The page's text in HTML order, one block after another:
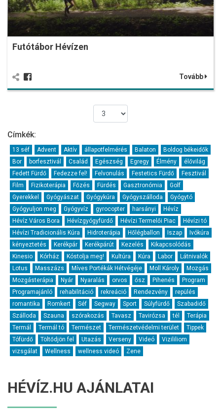
Futótábor Hévízen
Tovább
Címkék:
13 séf Advent Aktív állapotfelmérés Balaton
Boldog békeidők
Bor
borfesztivál Család Egészség Egregy Élmény
élővilág
Fedett Fürdő
Fedezze fel! Felvonulás Festetics Fürdő
Fesztivál
Film
Fizikoterápia Főzés Fürdés Gasztronómia
Golf
Gyerekkel
Gyógyászat Gyógykúra Gyógyszálloda
Gyógytó
Gyógyuljon meg
Gyógyvíz gyrocopter harsányi
Hévíz
Hévíz Város Bora
Hévízgyógyfürdő Hévízi Termelői Piac
Hévízi tó
Hévízi Tradicionális Kúra
Hidroterápia Hőlégballon Iszap
Ivókúra
kényeztetés
Kerékpár Kerékpárút Kezelés
Kikapcsolódás
Kinesio
Kórház Kóstolja meg! Kultúra Kúra Labor
Látnivalók
Lotus
Masszázs Míves Portékák Hétvégéje Moll Károly
Mozgás
Mozgásterápia
Nyár Nyaralás orvos ősz Pihenés
Program
Programajánló
rehabilitáció rekreáció Rendezvény
repülés
romantika
Romkert Séf Segway Sport Súlyfürdő
Szabadidő
Szálloda
Szauna szórakozás Tavasz Tavirózsa tél
Terápia
Termál
Termál tó Természet Természetvédelmi terület
Tippek
Tófürdő
Töltődjön fel Utazás Verseny Videó
Vizililiom
vizsgálat
Wellness wellness videó Zene
HÉVÍZ.HU AJÁNLATAI